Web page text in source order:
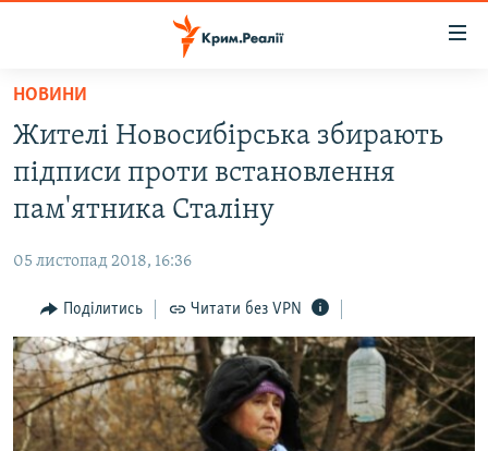
Перейти
основного
матеріалу
Перейти
до
основної
Перейти
до
пошуку
ВІДЕО ТА ФОТО
БЛОГИ
ПОГЛЯД
ІНТЕРВ'Ю
ВСЕ ЗА ДЕНЬ
СПЕЦПРОЕКТИ
НОВИНИ
Жителі Новосибірська збирають
підписи проти встановлення
пам'ятника Сталіну
05 листопад 2018, 16:36
Поділитись Читати без VPN